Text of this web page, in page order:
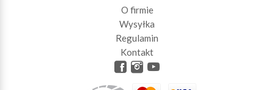
O firmie
Wysyłka
Regulamin
Kontakt